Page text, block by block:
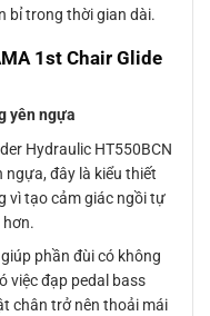
bỉ trong thời gian dài.
1st Chair Glide
yên ngựa
Hydraulic HT550BCN
ngựa, đây là kiểu thiết
vì tạo cảm giác ngồi tự
hơn.
phần đùi có không
việc đạp pedal bass
chân trở nên thoải mái